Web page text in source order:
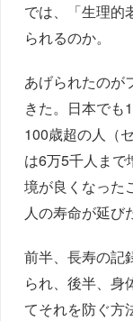
では、「生理的
られるのか。
あげられたのが
きた。日本でも
100歳超の人（
は6万5千人まで
境が良くなった
人の寿命が延び
前半、長寿の記
られ、後半、身
てそれを防ぐ方